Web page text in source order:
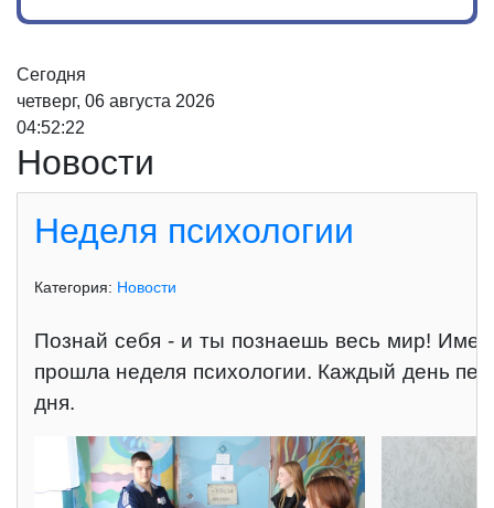
Сегодня
четверг, 06 августа 2026
04:52:24
Новости
Неделя психологии
Категория: Новости
Познай себя - и ты познаешь весь мир!
прошла неделя психологии. Каждый день
дня.